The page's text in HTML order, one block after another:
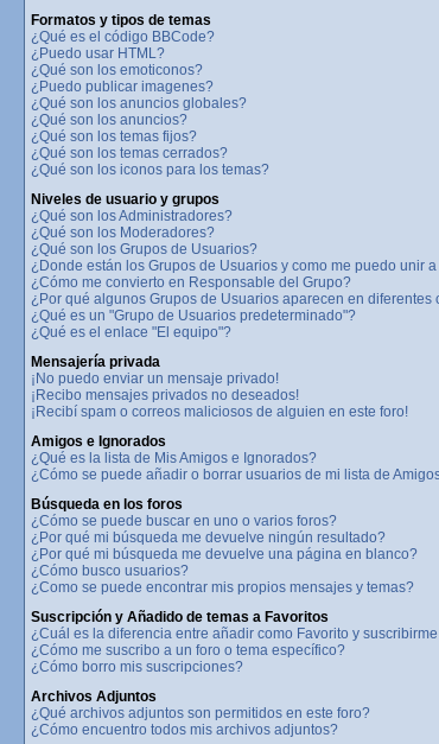
Formatos y tipos de temas
¿Qué es el código BBCode?
¿Puedo usar HTML?
¿Qué son los emoticonos?
¿Puedo publicar imagenes?
¿Qué son los anuncios globales?
¿Qué son los anuncios?
¿Qué son los temas fijos?
¿Qué son los temas cerrados?
¿Qué son los iconos para los temas?
Niveles de usuario y grupos
¿Qué son los Administradores?
¿Qué son los Moderadores?
¿Qué son los Grupos de Usuarios?
¿Donde están los Grupos de Usuarios y como me puedo unir
¿Cómo me convierto en Responsable del Grupo?
¿Por qué algunos Grupos de Usuarios aparecen en diferentes
¿Qué es un "Grupo de Usuarios predeterminado"?
¿Qué es el enlace "El equipo"?
Mensajería privada
¡No puedo enviar un mensaje privado!
¡Recibo mensajes privados no deseados!
¡Recibí spam o correos maliciosos de alguien en este foro!
Amigos e Ignorados
¿Qué es la lista de Mis Amigos e Ignorados?
¿Cómo se puede añadir o borrar usuarios de mi lista de
Búsqueda en los foros
¿Cómo se puede buscar en uno o varios foros?
¿Por qué mi búsqueda me devuelve ningún resultado?
¿Por qué mi búsqueda me devuelve una página en blanco?
¿Cómo busco usuarios?
¿Como se puede encontrar mis propios mensajes y temas?
Suscripción y Añadido de temas a Favoritos
¿Cuál es la diferencia entre añadir como Favorito y
¿Cómo me suscribo a un foro o tema específico?
¿Cómo borro mis suscripciones?
Archivos Adjuntos
¿Qué archivos adjuntos son permitidos en este foro?
¿Cómo encuentro todos mis archivos adjuntos?